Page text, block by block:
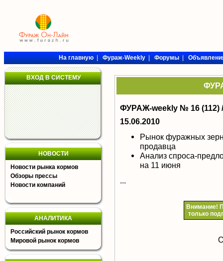
На главную|Фураж-Weekly|Форумы|
ВХОД В СИСТЕМУ
НОВОСТИ
Новости рынка кормов
Обзоры прессы
Новости компаний
АНАЛИТИКА
Российский рынок кормов
Мировой рынок кормов
ФУРАЖ-weekly № 16 (112)
15.06.2010
Рынок фуражных
продавца
Анализ спроса-
на 11 июня
...
Внимание!
только